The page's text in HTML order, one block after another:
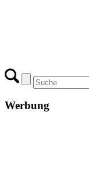
Werbung